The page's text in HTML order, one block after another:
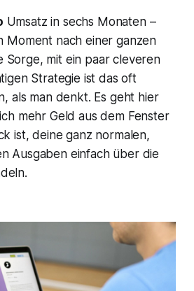
Umsatz in sechs Monaten –
Moment nach einer ganzen
Sorge, mit ein paar cleveren
Strategie ist das oft
als man denkt. Es geht hier
mehr Geld aus dem Fenster
ist, deine ganz normalen,
Ausgaben einfach über die